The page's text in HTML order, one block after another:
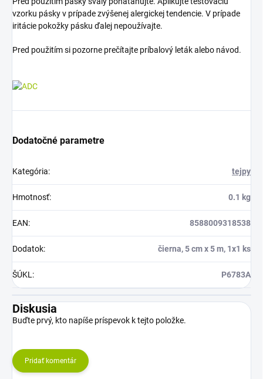
vzorku pásky v prípade zvýšenej alergickej tendencie. V prípade
iritácie pokožky pásku ďalej nepoužívajte.
Pred použitím si pozorne prečítajte príbalový leták alebo návod.
Dodatočné parametre
Kategória: tejpy
Hmotnosť: 0.1 kg
EAN: 8588009318538
Dodatok: čierna, 5 cm x 5 m, 1x1 ks
ŠÚKL: P6783A
Diskusia
Buďte prvý, kto napíše príspevok k tejto položke.
Pridať komentár